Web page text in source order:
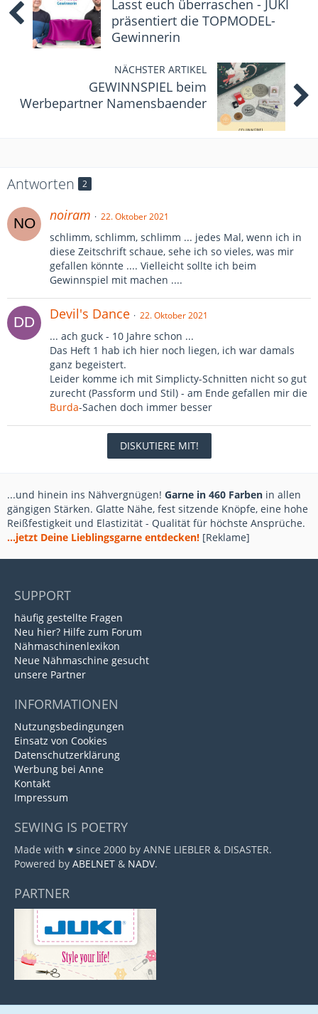
Lasst euch überraschen - JUKI
präsentiert die TOPMODEL-
Gewinnerin
NÄCHSTER ARTIKEL
GEWINNSPIEL beim
Werbepartner Namensbaender
Antworten 2
noiram 22. Oktober 2021
schlimm, schlimm, schlimm ... jedes Mal, wenn ich in
diese Zeitschrift schaue, sehe ich so vieles, was mir
gefallen könnte .... Vielleicht sollte ich beim
Gewinnspiel mit machen ....
Devil's Dance 22. Oktober 2021
... ach guck - 10 Jahre schon ...
Das Heft 1 hab ich hier noch liegen, ich war damals
ganz begeistert.
Leider komme ich mit Simplicty-Schnitten nicht so gut
zurecht (Passform und Stil) - am Ende gefallen mir die
Burda-Sachen doch immer besser
DISKUTIERE MIT!
...und hinein ins Nähvergnügen! Garne in 460 Farben in allen
gängigen Stärken. Glatte Nähe, fest sitzende Knöpfe, eine hohe
Reißfestigkeit und Elastizität - Qualität für höchste Ansprüche.
...jetzt Deine Lieblingsgarne entdecken! [Reklame]
SUPPORT
häufig gestellte Fragen
Neu hier? Hilfe zum Forum
Nähmaschinenlexikon
Neue Nähmaschine gesucht
unsere Partner
INFORMATIONEN
Nutzungsbedingungen
Einsatz von Cookies
Datenschutzerklärung
Werbung bei Anne
Kontakt
Impressum
SEWING IS POETRY
Made with ♥ since 2000 by ANNE LIEBLER & DISASTER.
Powered by ABELNET & NADV.
PARTNER